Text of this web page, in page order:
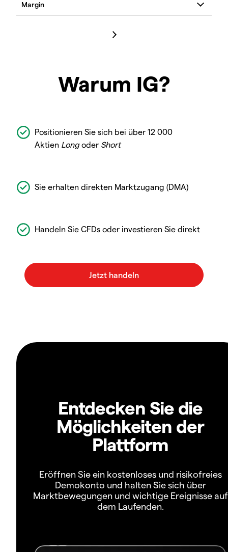
Warum IG?
Positionieren Sie sich bei über 12 000
Aktien Longoder Short
Sie erhalten direkten Marktzugang (DMA)
Handeln Sie CFDs oder investieren Sie direkt
Entdecken Sie die
Möglichkeiten der
Plattform
Eröffnen Sie ein kostenloses und risikofreies
Demokonto und halten Sie sich über
Marktbewegungen und wichtige Ereignisse auf
dem Laufenden.